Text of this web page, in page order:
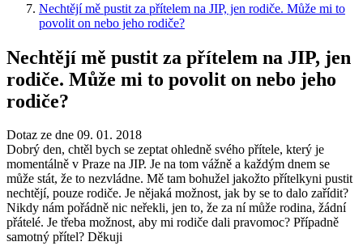
Nechtějí mě pustit za přítelem na JIP, jen rodiče. Může mi to
povolit on nebo jeho rodiče?
Nechtějí mě pustit za přítelem na JIP, jen
rodiče. Může mi to povolit on nebo jeho
rodiče?
Dotaz ze dne 09. 01. 2018
Dobrý den, chtěl bych se zeptat ohledně svého přítele, který je
momentálně v Praze na JIP. Je na tom vážně a každým dnem se
může stát, že to nezvládne. Mě tam bohužel jakožto přítelkyni pustit
nechtějí, pouze rodiče. Je nějaká možnost, jak by se to dalo zařídit?
Nikdy nám pořádně nic neřekli, jen to, že za ní může rodina, žádní
přátelé. Je třeba možnost, aby mi rodiče dali pravomoc? Případně
samotný přítel? Děkuji